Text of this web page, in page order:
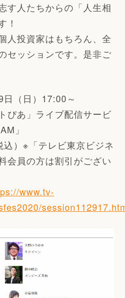
す人たちからの「人生相
！
人投資家はもちろん、全
セッションです。是非ご
（日）17:00～
ぴあ」ライブ配信サービ
」
）※「テレビ東京ビジネ
会員の方は割引がござい
www.tv-